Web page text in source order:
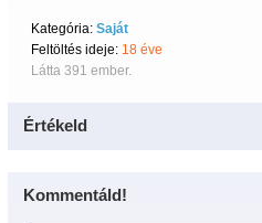
Kategória: Saját
Feltöltés ideje: 18 éve
Látta 391 ember.
Értékeld
Kommentáld!